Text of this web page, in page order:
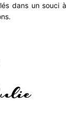
dans un souci à